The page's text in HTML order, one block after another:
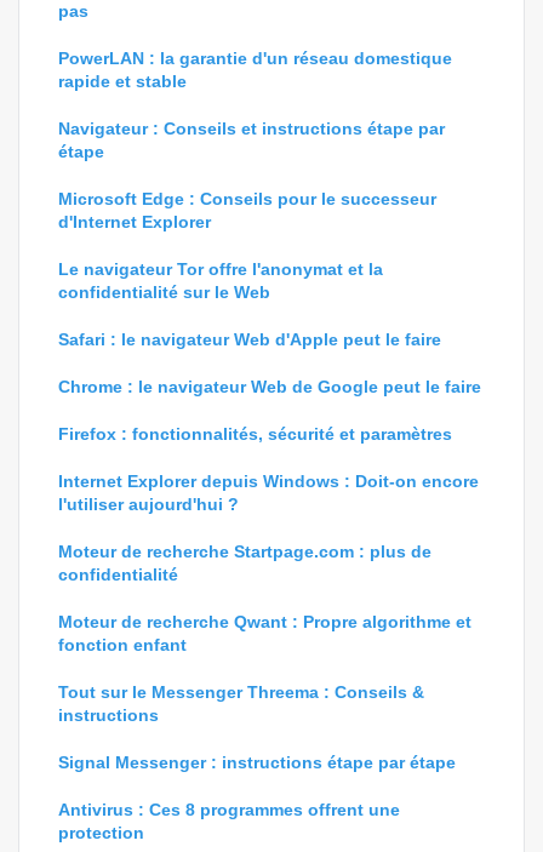
pas
PowerLAN : la garantie d'un réseau domestique
rapide et stable
Navigateur : Conseils et instructions étape par
étape
Microsoft Edge : Conseils pour le successeur
d'Internet Explorer
Le navigateur Tor offre l'anonymat et la
confidentialité sur le Web
Safari : le navigateur Web d'Apple peut le faire
Chrome : le navigateur Web de Google peut le faire
Firefox : fonctionnalités, sécurité et paramètres
Internet Explorer depuis Windows : Doit-on encore
l'utiliser aujourd'hui ?
Moteur de recherche Startpage.com : plus de
confidentialité
Moteur de recherche Qwant : Propre algorithme et
fonction enfant
Tout sur le Messenger Threema : Conseils &
instructions
Signal Messenger : instructions étape par étape
Antivirus : Ces 8 programmes offrent une
protection